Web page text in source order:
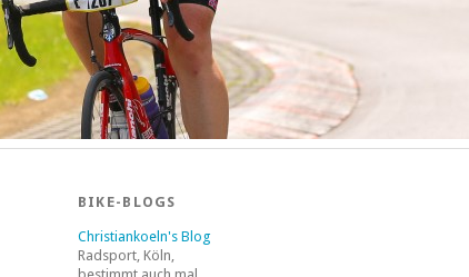
BIKE-BLOGS
Christiankoeln's Blog
Radsport, Köln,